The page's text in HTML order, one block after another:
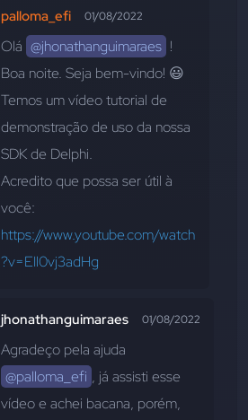
palloma_efi 01/08/2022
Olá @jhonathanguimaraes !
Boa noite. Seja bem-vindo! 😃
Temos um vídeo tutorial de
demonstração de uso da nossa
SDK de Delphi.
Acredito que possa ser útil à
https://www.youtube.com/watch
?v=EIl0vj3adHg
jhonathanguimaraes 01/08/2022
@palloma_efi , já assisti esse
vídeo e achei bacana, porém,